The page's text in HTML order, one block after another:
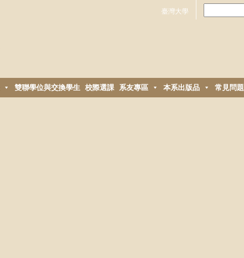
臺灣大學
搜
關
雙聯學位與交換學生 校際選課 系友專區 本系出版品 常見問題